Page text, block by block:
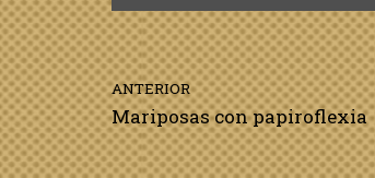
ANTERIOR
Mariposas con papiroflexia